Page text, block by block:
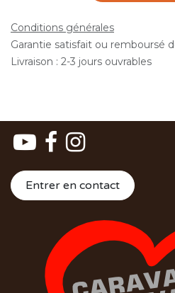
Conditions générales
Garantie satisfait ou remboursé
Livraison : 2-3 jours ouvrables
Entrer en contact